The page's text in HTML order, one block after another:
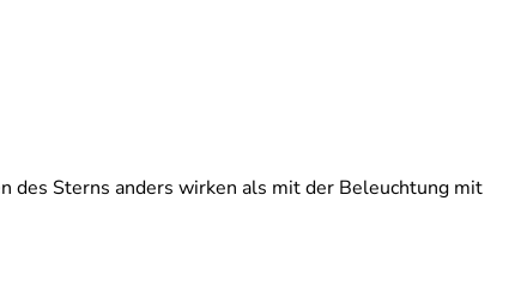
des Sterns anders wirken als mit der Beleuchtung mit